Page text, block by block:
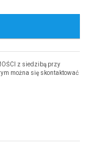
z siedzibą przy
można się skontaktować